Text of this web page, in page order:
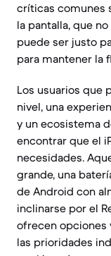
críticas comunes
la pantalla, que
puede ser justo
para mantener la
Los usuarios que
nivel, una
y un ecosistema
encontrar que el
necesidades.
grande, una
de Android con
inclinarse por el
ofrecen opciones
las prioridades